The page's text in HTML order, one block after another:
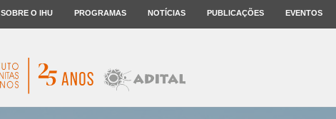
SOBRE O IHU PROGRAMAS NOTÍCIAS PUBLICAÇÕES EVENTOS